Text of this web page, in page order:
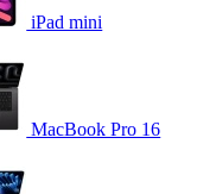
iPad mini
MacBook Pro 16